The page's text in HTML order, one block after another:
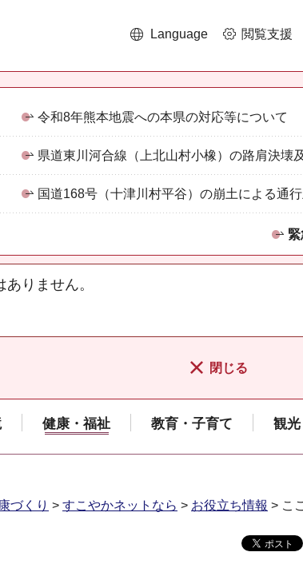
Language 閲覧支援
令和8年熊本地震への本県の対応等について
県道東川河合線（上北山村小橡）の路肩決壊
国道168号（十津川村平谷）の崩土による通
りません。
閉じる
健康・福祉 教育・子育て 観
づくり > すこやかネットなら > お役立ち情報 > こ